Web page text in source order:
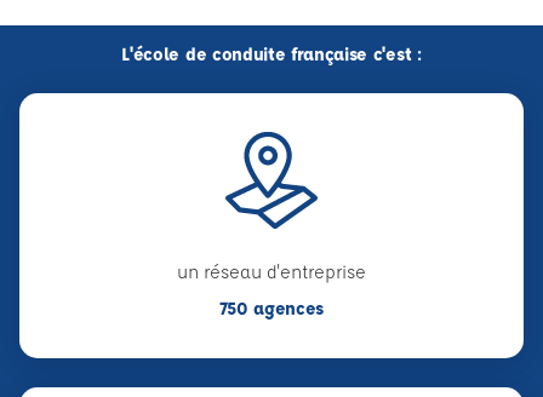
L'école de conduite française c'est :
un réseau d'entreprise
750 agences